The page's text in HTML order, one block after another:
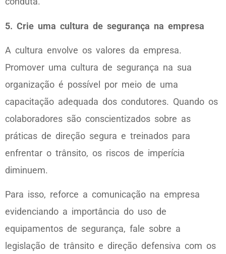
5. Crie uma cultura de segurança na empresa
A cultura envolve os valores da empresa.
Promover uma cultura de segurança na sua
organização é possível por meio de uma
capacitação adequada dos condutores. Quando os
colaboradores são conscientizados sobre as
práticas de direção segura e treinados para
enfrentar o trânsito, os riscos de imperícia
diminuem.
Para isso, reforce a comunicação na empresa
evidenciando a importância do uso de
equipamentos de segurança, fale sobre a
legislação de trânsito e direção defensiva com os